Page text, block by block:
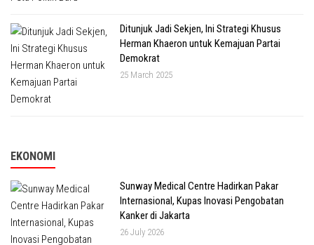
Ditunjuk Jadi Sekjen, Ini Strategi Khusus
Herman Khaeron untuk Kemajuan Partai
Demokrat
25 March 2025
EKONOMI
Sunway Medical Centre Hadirkan Pakar
Internasional, Kupas Inovasi Pengobatan
Kanker di Jakarta
26 July 2026